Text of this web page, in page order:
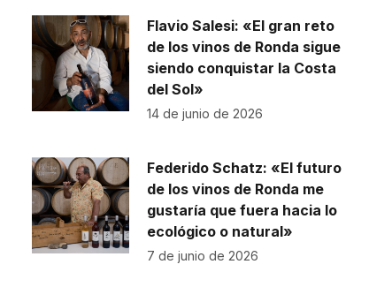
Flavio Salesi: «El gran reto
de los vinos de Ronda sigue
siendo conquistar la Costa
del Sol»
14 de junio de 2026
Federido Schatz: «El futuro
de los vinos de Ronda me
gustaría que fuera hacia lo
ecológico o natural»
7 de junio de 2026